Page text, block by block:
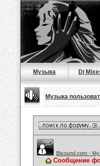
Музыка Dj
Музыка
Bisound.com -
Сообщение